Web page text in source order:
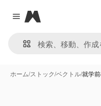
Close menu
Magnific
ホーム/ストック/ベクトル/就学